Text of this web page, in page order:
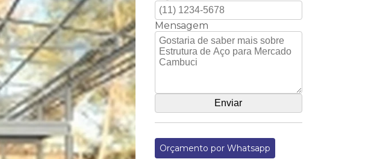
Mensagem
Orçamento por Whatsapp